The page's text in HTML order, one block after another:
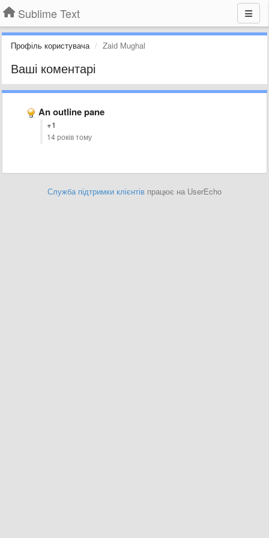
Sublime Text
Профіль користувача Zaid Mughal
Ваші коментарі
An outline pane
+1
14 років тому
Служба підтримки клієнтів працює на UserEcho